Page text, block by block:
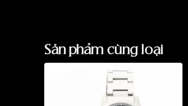
Sản phẩm cùng loại